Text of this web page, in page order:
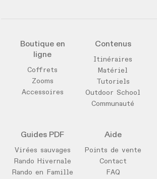
Boutique en
ligne
Coffrets
Zooms
Accessoires
Contenus
Itinéraires
Matériel
Tutoriels
Outdoor School
Communauté
Guides PDF
Virées sauvages
Rando Hivernale
Rando en Famille
Aide
Points de vente
Contact
FAQ